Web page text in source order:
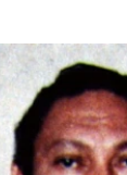
ານຂ່າວ